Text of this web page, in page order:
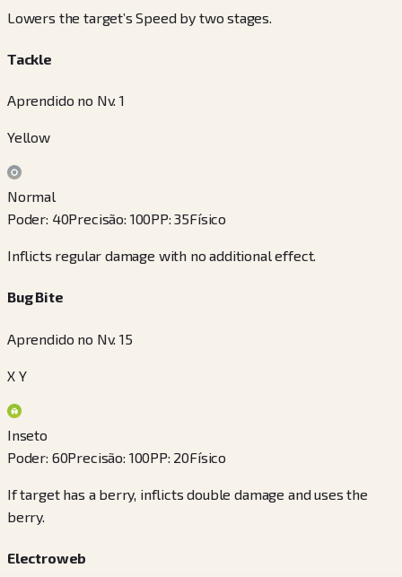
Lowers the target’s Speed by two stages.
Tackle
Aprendido no Nv. 1
Yellow
Normal
Poder: 40Precisão: 100PP:35Físico
Inflicts regular damage with no additional effect.
Bug Bite
Aprendido no Nv. 15
X Y
Inseto
Poder: 60Precisão: 100PP: 20Físico
If target has a berry, inflicts double damage and uses the
berry.
Electroweb